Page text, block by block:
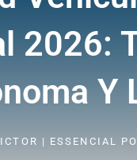
2026:
Y
| ESSENCIAL